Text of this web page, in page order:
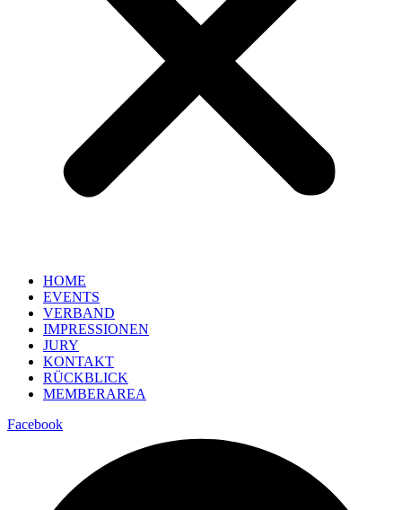
HOME
EVENTS
VERBAND
IMPRESSIONEN
JURY
KONTAKT
RÜCKBLICK
MEMBERAREA
Facebook